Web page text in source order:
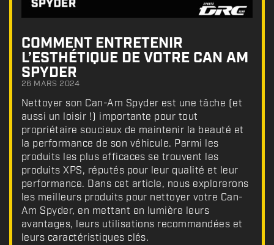
COMMENT ENTRETENIR
L’ESTHÉTIQUE DE VOTRE CAN AM
SPYDER
26 MARS 2024
Nettoyer son Can-Am Spyder est une tâche (et
aussi un loisir !) importante pour tout
propriétaire soucieux de maintenir la beauté et
la performance de son véhicule. Parmi les
produits les plus efficaces se trouvent les
produits XPS, réputés pour leur qualité et leur
performance. Dans cet article, nous explorerons
les meilleurs produits pour nettoyer votre Can-
Am Spyder, en mettant en lumière leurs
avantages, leurs utilisations recommandées et
leurs caractéristiques clés.